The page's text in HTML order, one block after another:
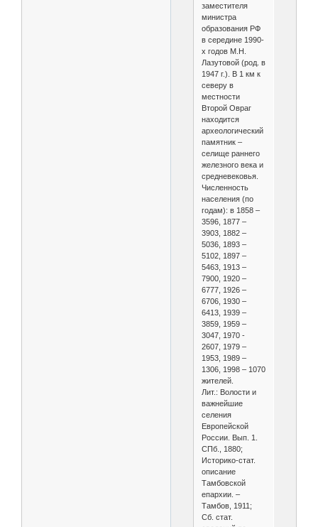
заместителя
министра
образования РФ
в середине 1990-
х годов М.Н.
Лазутовой (род. в
1947 г.). В 1 км к
северу в
местности
Второй Овраг
находится
археологический
памятник –
селище раннего
железного века и
средневековья.
Численность
населения (по
годам): в 1858 –
3596, 1877 –
3903, 1882 –
5036, 1893 –
5102, 1897 –
5463, 1913 –
7900, 1920 –
6777, 1926 –
6706, 1930 –
6413, 1939 –
3859, 1959 –
3047, 1970 -
2607, 1979 –
1953, 1989 –
1306, 1998 – 1070
жителей.
Лит.: Волости и
важнейшие
селения
Европейской
России. Вып. 1.
СПб., 1880;
Историко-стат.
описание
Тамбовской
епархии. –
Тамбов, 1911;
Сб. стат.